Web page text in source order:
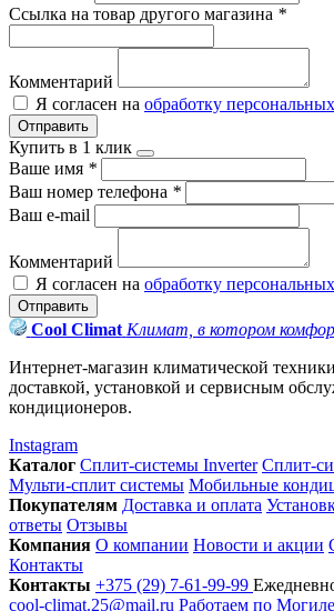
Ссылка на товар другого магазина *
Комментарий
Я согласен на обработку
Отправить
Купить в 1 клик
Ваше имя *
Ваш номер телефона *
Ваш e-mail
Комментарий
Я согласен на обработку
Отправить
Cool Climat Климат, в котором
Интернет-магазин климатической
доставкой, установкой и сервисным
кондиционеров.
Instagram
Каталог Сплит-системы Inverter Сплит-
Мульти-сплит системы Мобильные
Покупателям Доставка и оплата
ответы Отзывы
Компания О компании Новости и акции
Контакты
Контакты +375 (29) 7-61-99-99
cool-climat.25@mail.ru Работаем по